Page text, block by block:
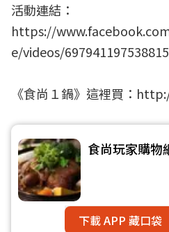
活動連結：
https://
e/videos/697941197538815
《食尚１鍋》這裡買：
食尚玩家購物
下載 APP 藏口袋